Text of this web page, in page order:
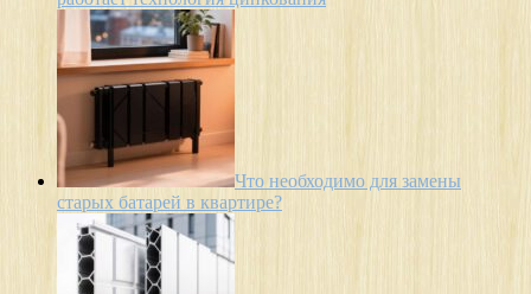
Что необходимо для замены
старых батарей в квартире?